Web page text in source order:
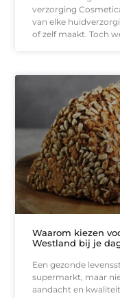
verzorging
van elke
of zelf maakt. Toch
Waarom kiezen
Westland bij je
Een gezonde
supermarkt, maar
aandacht en